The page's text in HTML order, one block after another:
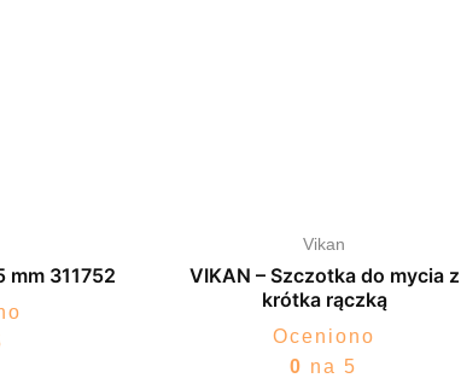
mm 311752
Vikan
VIKAN – Szczotka do mycia z
krótka rączką
Oceniono
0 na 5